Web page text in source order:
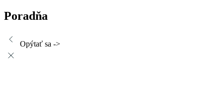
Poradňa
Opýtať sa ->